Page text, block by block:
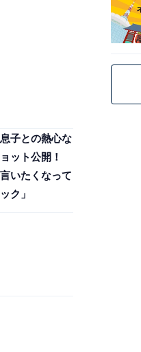
子との熱心な
ット公開！
いたくなって
ク」